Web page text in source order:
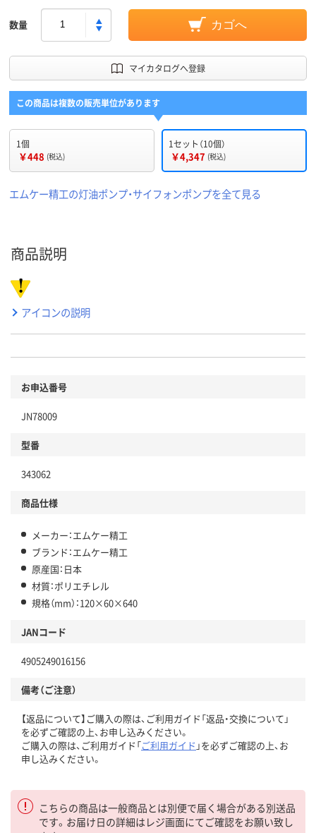
数量 カゴへ
マイカタログへ登録
この商品は複数の販売単位があります
1個
￥448 (税込)
1セット（10個）
￥4,347 (税込)
エムケー精工の灯油ポンプ・サイフォンポンプを全て見る
商品説明
アイコンの説明
お申込番号
JN78009
型番
343062
商品仕様
メーカー：エムケー精工
ブランド：エムケー精工
原産国：日本
材質：ポリエチレル
規格（mm）：120×60×640
JANコード
4905249016156
備考（ご注意）
【返品について】ご購入の際は、ご利用ガイド「返品・交換について」
を必ずご確認の上、お申し込みください。
ご購入の際は、ご利用ガイド「ご利用ガイド 」を必ずご確認の上、お
申し込みください。
こちらの商品は一般商品とは別便で届く場合がある別送品
です。お届け日の詳細はレジ画面にてご確認をお願い致し